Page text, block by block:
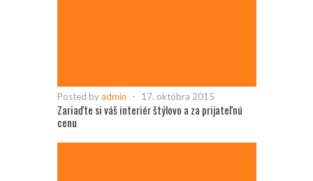
Posted byadmin - 17. októbra 2015
Zariaďte si váš interiér štýlovo a za prijateľnú
cenu